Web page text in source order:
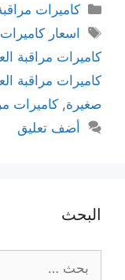
كاميرات
اسعار كاميرات
كاميرات مراقبة
كاميرات مراقبة
صغيرة, كاميرات
أضف تعليق
البحث